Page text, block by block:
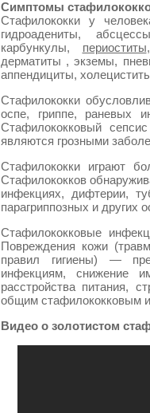
Симптомы
Стафилококки у
гидроадениты,
карбункулы, периоститы
дерматиты , экземы,
аппендициты,
Стафилококки
оспе, гриппе, раневых
Стафилококковый
являются грозными
Стафилококки играют
Стафилококков
инфекциях, дифтерии,
парагриппозных и других
Стафилококковые
Повреждения кожи
правил гигиены) —
инфекциям, снижение
расстройства питания,
общим стафилококковым
Видео о золотистом